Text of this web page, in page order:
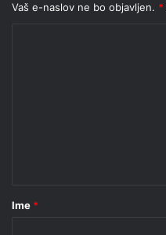
Vaš e-naslov ne bo objavljen. *
rIme *